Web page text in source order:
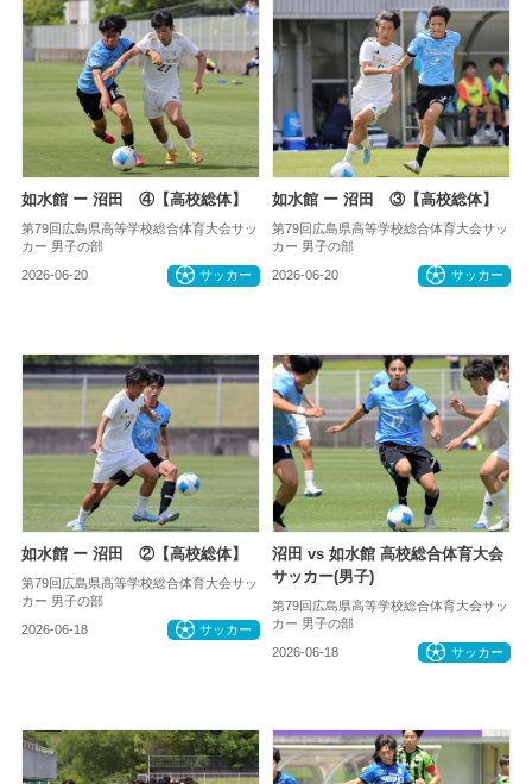
如水館 ー 沼田 ④【高校総体】
第79回広島県高等学校総合体育大会サッ
カー 男子の部
2026-06-20 サッカー
如水館 ー 沼田 ③【高校総体】
第79回広島県高等学校総合体育大会サッ
カー 男子の部
2026-06-20 サッカー
如水館 ー 沼田 ②【高校総体】
第79回広島県高等学校総合体育大会サッ
カー 男子の部
2026-06-18 サッカー
沼田 vs 如水館 高校総合体育大会
サッカー(男子)
第79回広島県高等学校総合体育大会サッ
カー 男子の部
2026-06-18 サッカー